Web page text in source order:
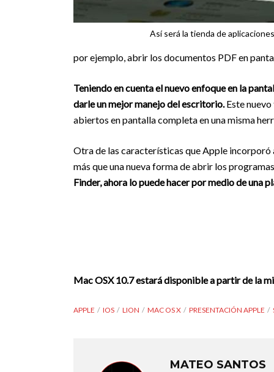
Así será la tienda de
por ejemplo, abrir los documentos PDF en
Teniendo en cuenta el nuevo enfoque en la
darle un mejor manejo del escritorio.Este
abiertos en pantalla completa en una misma
Otra de las características que Apple incorporó
más que una nueva forma de abrir los
Finder, ahora lo puede hacer por medio de una
Mac OSX 10.7 estará disponible a partir de la
APPLE IOS LION MAC OS X PRESENTACIÓN APPLE
MATEO SANTOS